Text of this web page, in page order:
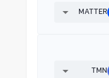
MATTER
TMN